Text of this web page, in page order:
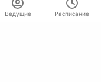
Ведущие Расписание